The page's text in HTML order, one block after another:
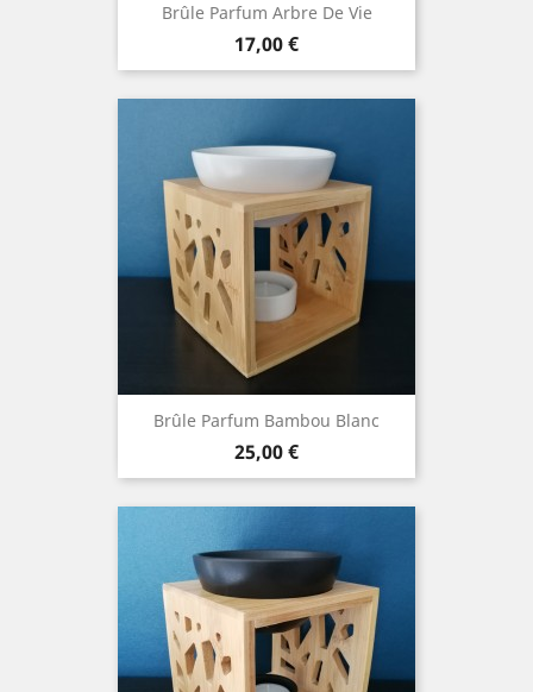
Brûle Parfum Arbre De Vie
Prix
17,00 €
Brûle Parfum Bambou Blanc
Prix
25,00 €